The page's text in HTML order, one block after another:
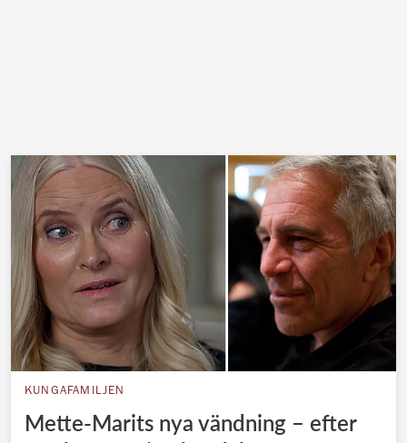
KUNGAFAMILJEN
Mette-Marits nya vändning – efter